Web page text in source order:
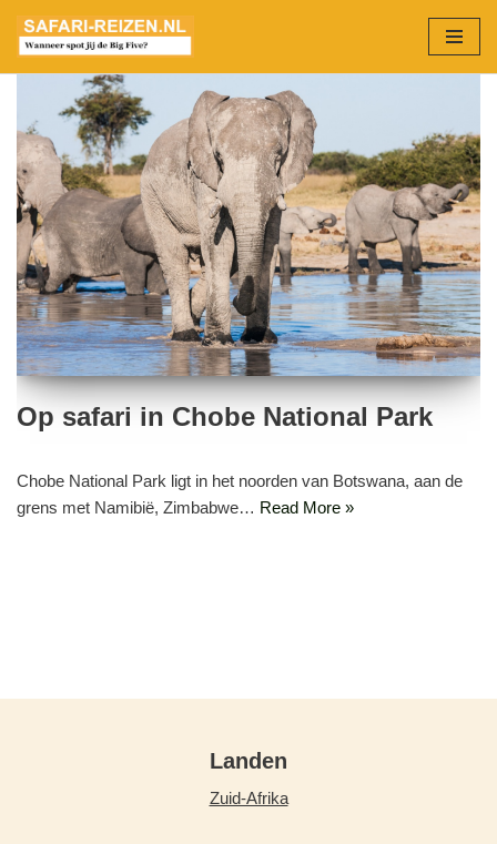
Ga
inhoud
Op safari in Chobe National Park
Chobe National Park ligt in het noorden van Botswana, aan de
grens met Namibië, Zimbabwe… Read More »
Landen
Zuid-Afrika